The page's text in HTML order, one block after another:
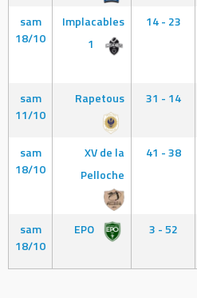
sam
18/10
Implacables
1
14 - 23
sam
11/10
Rapetous
31 - 14
sam
18/10
XV de la
Pelloche
41 - 38
sam
18/10
EPO
3 - 52